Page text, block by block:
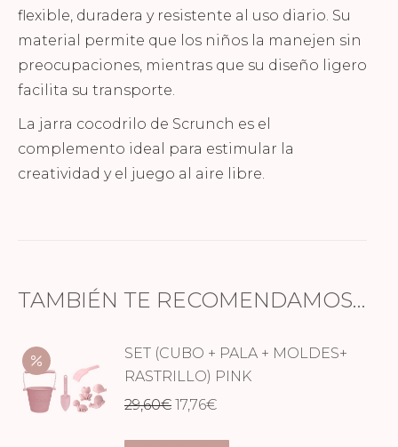
flexible, duradera y resistente al uso diario. Su
material permite que los niños la manejen sin
preocupaciones, mientras que su diseño ligero
facilita su transporte.
La jarra cocodrilo de Scrunch es el
complemento ideal para estimular la
creatividad y el juego al aire libre.
TAMBIÉN TE RECOMENDAMOS…
SET (CUBO + PALA + MOLDES+
RASTRILLO) PINK
29,60€ El
17,76€El